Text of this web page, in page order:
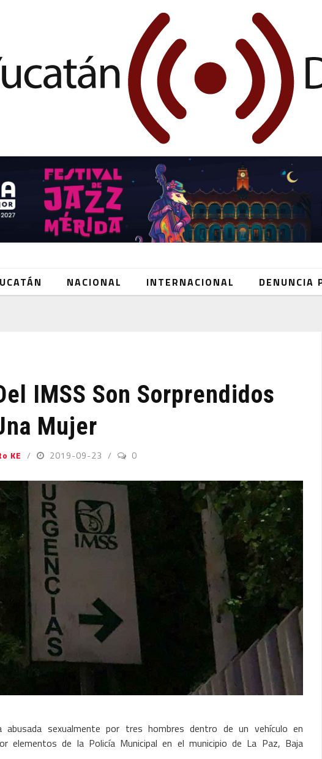
NACIONAL INTERNACIONAL DENUNCIA
IMSS Son Sorprendidos
Mujer
KE 2019-09-23 0
sexualmente por tres hombres dentro de un vehículo en
elementos de la Policía Municipal en el municipio de La Paz, Baja